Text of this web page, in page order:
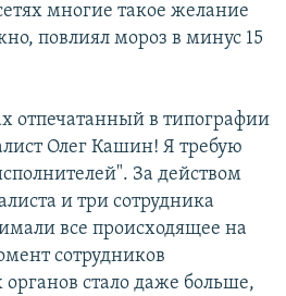
многие такое желание
повлиял мороз в минус 15
отпечатанный в типографии
Олег Кашин! Я требую
За действом
и три сотрудника
все происходящее на
сотрудников
стало даже больше,